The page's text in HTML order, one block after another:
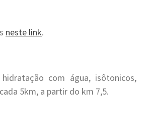
neste link.
com água, isôtonicos,
5km, a partir do km 7,5.